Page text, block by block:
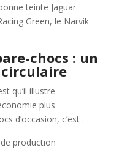
teinte Jaguar
Green, le Narvik
chocs : un
circulaire
qu’il illustre
plus
d’occasion, c’est :
production